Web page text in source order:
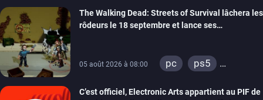
The Walking Dead: Streets of Survival lâchera les
rôdeurs le 18 septembre et lance ses
05 août 2026 à 08:00 pc
ps5
switch
switch 2
C’est officiel, Electronic Arts appartient au PIF de